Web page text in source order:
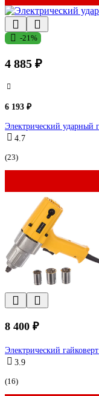
-21%
4 885 ₽
6 193 ₽
Электрический ударный
4.7
(23)
8 400 ₽
Электрический
3.9
(16)